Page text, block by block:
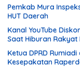
Pemkab Mura
HUT Daerah
Kanal YouTube
Saat Hiburan Rakyat
Ketua DPRD
Kesepakatan